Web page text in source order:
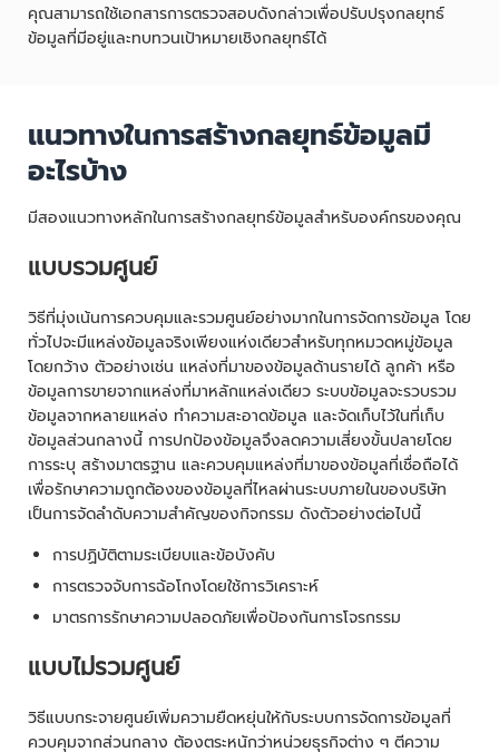
คุณสามารถใช้เอกสารการตรวจสอบดังกล่าวเพื่อปรับปรุงกลยุทธ์
ข้อมูลที่มีอยู่และทบทวนเป้าหมายเชิงกลยุทธ์ได้
แนวทางในการสร้างกลยุทธ์ข้อมูลมี
อะไรบ้าง
มีสองแนวทางหลักในการสร้างกลยุทธ์ข้อมูลสำหรับองค์กรของคุณ
แบบรวมศูนย์
วิธีที่มุ่งเน้นการควบคุมและรวมศูนย์อย่างมากในการจัดการข้อมูล โดย
ทั่วไปจะมีแหล่งข้อมูลจริงเพียงแห่งเดียวสำหรับทุกหมวดหมู่ข้อมูล
โดยกว้าง ตัวอย่างเช่น แหล่งที่มาของข้อมูลด้านรายได้ ลูกค้า หรือ
ข้อมูลการขายจากแหล่งที่มาหลักแหล่งเดียว ระบบข้อมูลจะรวบรวม
ข้อมูลจากหลายแหล่ง ทำความสะอาดข้อมูล และจัดเก็บไว้ในที่เก็บ
ข้อมูลส่วนกลางนี้ การปกป้องข้อมูลจึงลดความเสี่ยงขั้นปลายโดย
การระบุ สร้างมาตรฐาน และควบคุมแหล่งที่มาของข้อมูลที่เชื่อถือได้
เพื่อรักษาความถูกต้องของข้อมูลที่ไหลผ่านระบบภายในของบริษัท
เป็นการจัดลำดับความสำคัญของกิจกรรม ดังตัวอย่างต่อไปนี้
การปฏิบัติตามระเบียบและข้อบังคับ
การตรวจจับการฉ้อโกงโดยใช้การวิเคราะห์
มาตรการรักษาความปลอดภัยเพื่อป้องกันการโจรกรรม
แบบไม่รวมศูนย์
วิธีแบบกระจายศูนย์เพิ่มความยืดหยุ่นให้กับระบบการจัดการข้อมูลที่
ควบคุมจากส่วนกลาง ต้องตระหนักว่าหน่วยธุรกิจต่าง ๆ ตีความ